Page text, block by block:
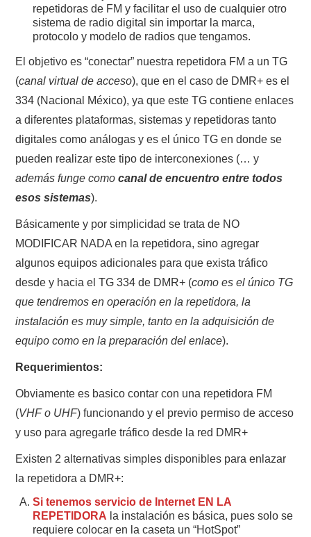
repetidoras de FM y facilitar el uso de cualquier otro
sistema de radio digital sin importar la marca,
protocolo y modelo de radios que tengamos.
El objetivo es “conectar” nuestra repetidora FM a un TG
(canal virtual de acceso), que en el caso de DMR+ es el
334 (Nacional México), ya que este TG contiene enlaces
a diferentes plataformas, sistemas y repetidoras tanto
digitales como análogas y es el único TG en donde se
pueden realizar este tipo de interconexiones (… y
además funge comocanal de encuentro entre todos
esos sistemas).
Básicamente y por simplicidad se trata de NO
MODIFICAR NADA en la repetidora, sino agregar
algunos equipos adicionales para que exista tráfico
desde y hacia el TG 334 de DMR+ (como es el único TG
que tendremos en operación en la repetidora, la
instalación es muy simple, tanto en la adquisición de
equipo como en la preparación del enlace).
Requerimientos:
Obviamente es basico contar con una repetidora FM
(VHF o UHF) funcionando y el previo permiso de acceso
y uso para agregarle tráfico desde la red DMR+
Existen 2 alternativas simples disponibles para enlazar
la repetidora a DMR+:
Si tenemos servicio de Internet EN LA
REPETIDORA la instalación es básica, pues solo se
requiere colocar en la caseta un “HotSpot”